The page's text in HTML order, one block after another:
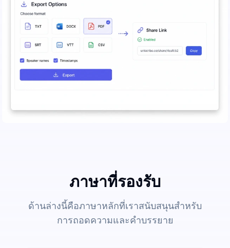
ภาษาที่รองรับ
ด้านล่างนี้คือภาษาหลักที่เราสนับสนุนสำหรับ
การถอดความและคำบรรยาย